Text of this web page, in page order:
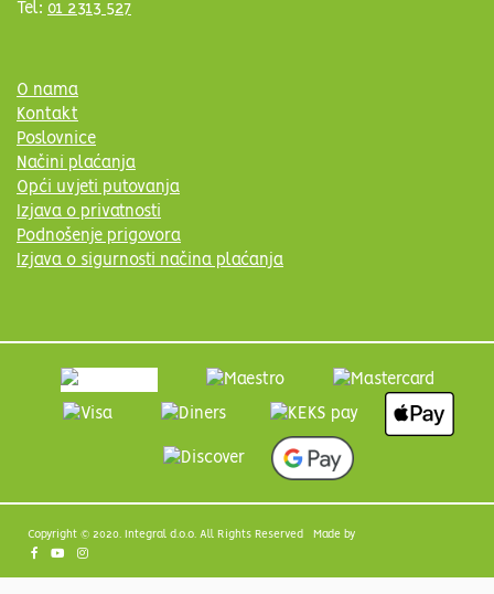
Tel: 01 2313 527
O nama
Kontakt
Poslovnice
Načini plaćanja
Opći uvjeti putovanja
Izjava o privatnosti
Podnošenje prigovora
Izjava o sigurnosti načina plaćanja
Copyright © 2020. Integral d.o.o. All Rights Reserved Made by